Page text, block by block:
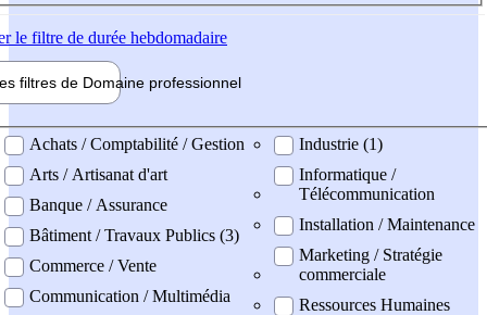
le filtre de durée hebdomadaire
filtres de Domaine professionnel
professionel
Achats / Comptabilité / Gestion
Arts / Artisanat d'art
Banque / Assurance
Bâtiment / Travaux Publics (3)
Commerce / Vente
Communication / Multimédia
Industrie (1)
Informatique /
Télécommunication
Installation / Maintenance
Marketing / Stratégie
commerciale
Ressources Humaines